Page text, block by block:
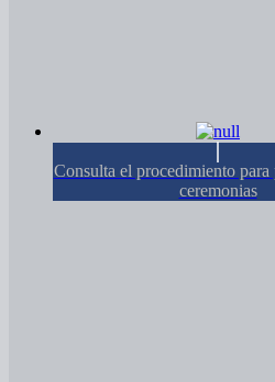
Consulta el procedimiento para
ceremonias